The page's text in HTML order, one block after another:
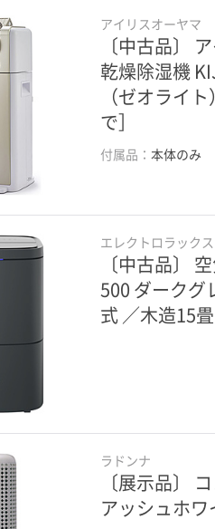
アイリスオーヤマ
〔中古品〕
乾燥除湿機
（ゼオライ
で］
付属品：本体のみ
エレクトロラックス
〔中古品〕
500 ダークグ
式 ／木造15
ラドンナ
〔展示品〕
アッシュホ